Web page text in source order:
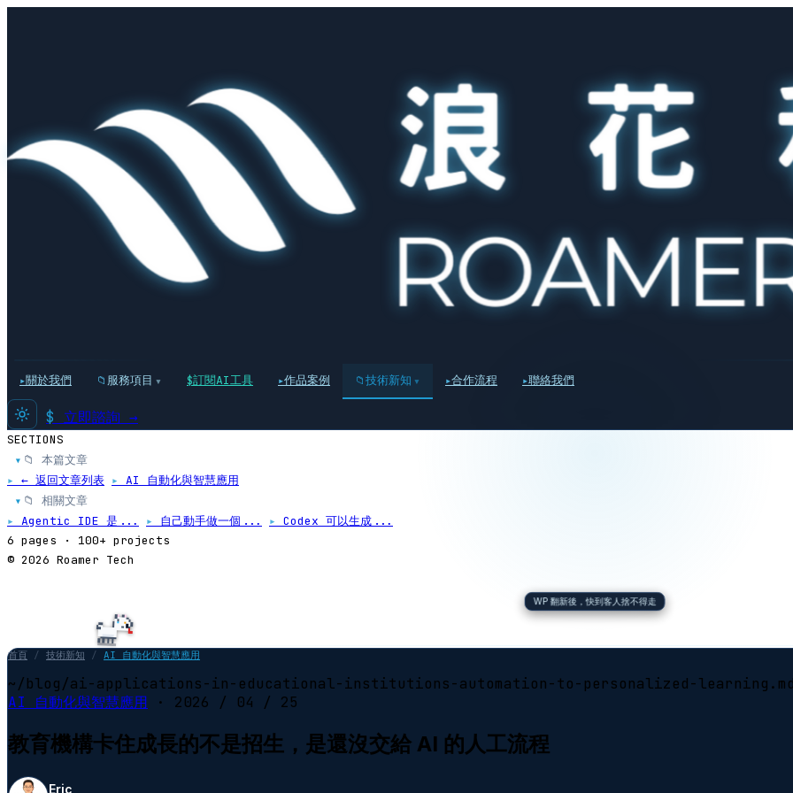
▸關於我們 📁 服務項目 ▾ $訂閱AI工具 ▸作品案例 📁技術新知 ▾ ▸合作流程 ▸聯絡我們
$ 立即諮詢 →
SECTIONS
▸📁 本篇文章
▸ ← 返回文章列表 ▸ AI 自動化與智慧應用
▸📁 相關文章
▸ Agentic IDE 是... ▸ 自己動手做一個... ▸ Codex 可以生成...
6 pages · 100+ projects
© 2026 Roamer Tech
WP 翻新後，快到客人捨不得走
首頁 / 技術新知 / AI 自動化與智慧應用
~/blog/ai-applications-in-educational-institutions-automation-to-personalized-
AI 自動化與智慧應用 · 2026 / 04 / 25
教育機構卡住成長的不是招生，是還沒交給 AI 的人工流程
Eric